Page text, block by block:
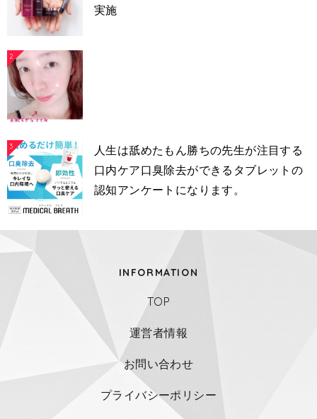
実施
2
3
人生は舐めたもん勝ちの先生が注目する
口内ケア口臭除去ができるタブレットの
認知アンケートになります。
INFORMATION
TOP
運営者情報
お問い合わせ
プライバシーポリシー